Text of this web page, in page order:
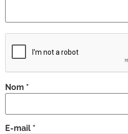
Nom *
E-mail *